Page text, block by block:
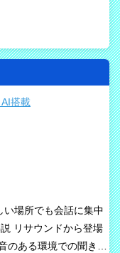
搭載
い場所でも会話に集中
リサウンドから登場
のある環境での聞き取